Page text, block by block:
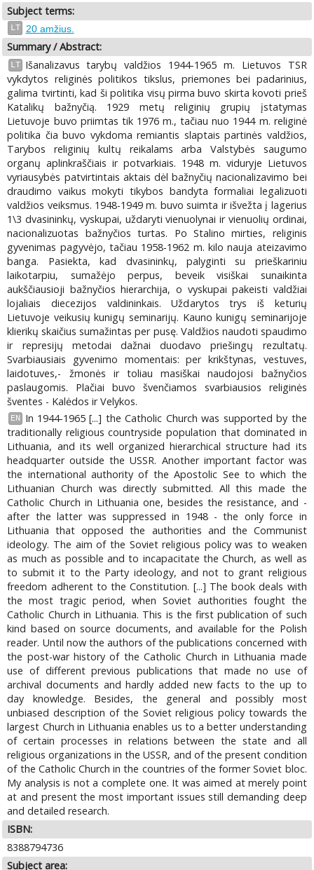
Subject terms:
LT 20 amžius.
Summary / Abstract:
LT
Išanalizavus tarybų valdžios 1944-1965 m. Lietuvos TSR
vykdytos religinės politikos tikslus, priemones bei padarinius,
galima tvirtinti, kad ši politika visų pirma buvo skirta kovoti prieš
Katalikų bažnyčią. 1929 metų religinių grupių įstatymas
Lietuvoje buvo priimtas tik 1976 m., tačiau nuo 1944 m. religinė
politika čia buvo vykdoma remiantis slaptais partinės valdžios,
Tarybos religinių kultų reikalams arba Valstybės saugumo
organų aplinkraščiais ir potvarkiais. 1948 m. viduryje Lietuvos
vyriausybės patvirtintais aktais dėl bažnyčių nacionalizavimo bei
draudimo vaikus mokyti tikybos bandyta formaliai legalizuoti
valdžios veiksmus. 1948-1949 m. buvo suimta ir išvežta į lagerius
1\3 dvasininkų, vyskupai, uždaryti vienuolynai ir vienuolių ordinai,
nacionalizuotas bažnyčios turtas. Po Stalino mirties, religinis
gyvenimas pagyvėjo, tačiau 1958-1962 m. kilo nauja ateizavimo
banga. Pasiekta, kad dvasininkų, palyginti su prieškariniu
laikotarpiu, sumažėjo perpus, beveik visiškai sunaikinta
aukščiausioji bažnyčios hierarchija, o vyskupai pakeisti valdžiai
lojaliais diecezijos valdininkais. Uždarytos trys iš keturių
Lietuvoje veikusių kunigų seminarijų. Kauno kunigų seminarijoje
klierikų skaičius sumažintas per pusę. Valdžios naudoti spaudimo
ir represijų metodai dažnai duodavo priešingų rezultatų.
Svarbiausiais gyvenimo momentais: per krikštynas, vestuves,
laidotuves,- žmonės ir toliau masiškai naudojosi bažnyčios
paslaugomis. Plačiai buvo švenčiamos svarbiausios religinės
šventes - Kalėdos ir Velykos.
EN
In 1944-1965 [...] the Catholic Church was supported by the
traditionally religious countryside population that dominated in
Lithuania, and its well organized hierarchical structure had its
headquarter outside the USSR. Another important factor was
the international authority of the Apostolic See to which the
Lithuanian Church was directly submitted. All this made the
Catholic Church in Lithuania one, besides the resistance, and -
after the latter was suppressed in 1948 - the only force in
Lithuania that opposed the authorities and the Communist
ideology. The aim of the Soviet religious policy was to weaken
as much as possible and to incapacitate the Church, as well as
to submit it to the Party ideology, and not to grant religious
freedom adherent to the Constitution. [...] The book deals with
the most tragic period, when Soviet authorities fought the
Catholic Church in Lithuania. This is the first publication of such
kind based on source documents, and available for the Polish
reader. Until now the authors of the publications concerned with
the post-war history of the Catholic Church in Lithuania made
use of different previous publications that made no use of
archival documents and hardly added new facts to the up to
day knowledge. Besides, the general and possibly most
unbiased description of the Soviet religious policy towards the
largest Church in Lithuania enables us to a better understanding
of certain processes in relations between the state and all
religious organizations in the USSR, and of the present condition
of the Catholic Church in the countries of the former Soviet bloc.
My analysis is not a complete one. It was aimed at merely point
at and present the most important issues still demanding deep
and detailed research.
ISBN:
8388794736
Subject area: